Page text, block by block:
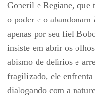
Goneril e Regiane, que
o poder e o
apenas por seu fiel
insiste em abrir os
abismo de delírios e
fragilizado, ele enfrenta
dialogando com a